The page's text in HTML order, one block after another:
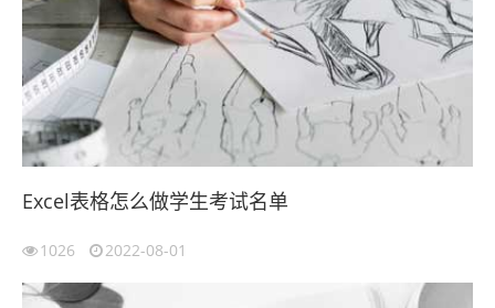
Excel表格怎么做学生考试名单
1026 2022-08-01